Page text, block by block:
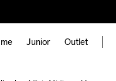
Junior Outlet